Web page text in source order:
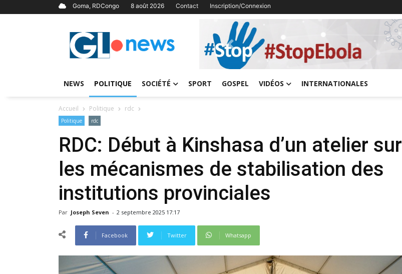
Goma, RDCongo 8 août 2026 Contact Inscription/Connexion
Previous
NEWS POLITIQUE SOCIÉTÉ SPORT GOSPEL VIDÉOS INTERNATIONALES
Accueil Politique rdc
Politique rdc
RDC: Début à Kinshasa d’un atelier sur
les mécanismes de stabilisation des
institutions provinciales
Par Joseph Seven - 2 septembre 2025 17:17
Facebook Twitter Whatsapp